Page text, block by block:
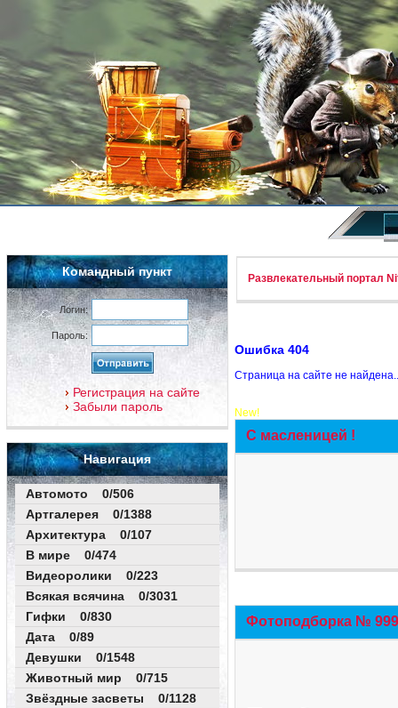
Командный пункт
Логин:
Пароль:
Регистрация на сайте
Забыли пароль
Навигация
Автомото 0/506
Артгалерея 0/1388
Архитектура 0/107
В мире 0/474
Видеоролики 0/223
Всякая всячина 0/3031
Гифки 0/830
Дата 0/89
Девушки 0/1548
Животный мир 0/715
Звёздные засветы 0/1128
Развлекательный портал
Ошибка 404
Страница на сайте не
New!
С масленицей !
Фотоподборка №